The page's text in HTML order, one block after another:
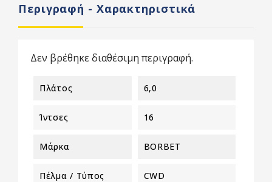
Περιγραφή - Χαρακτηριστικά
Δεν βρέθηκε διαθέσιμη περιγραφή.
Πλάτος 6,0
Ίντσες 16
Μάρκα BORBET
Πέλμα / Τύπος CWD